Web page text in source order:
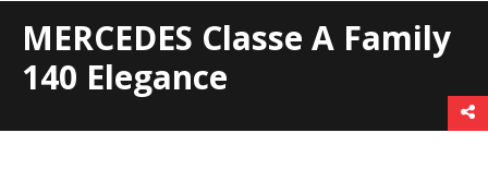
MERCEDES Classe A Family
140 Elegance